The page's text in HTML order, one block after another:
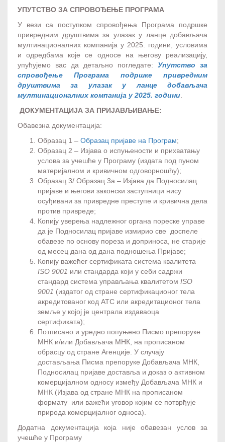
УПУТСТВО ЗА СПРОВОЂЕЊЕ ПРОГРАМА
У вези са поступком спровођења Програма подршке
привредним друштвима за улазак у ланце добављача
мултинационалних компанија у 2025. години, условима
и одредбама које се односе на његову реализацију,
упућујемо вас да детаљно погледате: Упутство за
спровођење Програма подршке привредним
друштвима за улазак у ланце добављача
мултинационалних компанија у 2025. години
ДОКУМЕНТАЦИЈА ЗА ПРИЈАВЉИВАЊЕ:
Обавезна документација:
Образац 1 – Образац пријаве на Програм;
Образац 2 – Изјава о испуњености и прихватању
услова за учешће у Програму (издата под пуном
материјалном и кривичном одговорношћу);
Образац 3/ Образац 3а – Изјава да Подносилац
пријаве и његови законски заступници нису
осуђивани за привредне преступе и кривична дела
против привреде;
Копију уверења надлежног органа пореске управе
да је Подносилац пријаве измирио све доспеле
обавезе по основу пореза и доприноса, не старије
од месец дана од дана подношења Пријаве;
Копију важећег сертификата система квалитета
ISO 9001 или стандарда који у себи садржи
стандард система управљања квалитетом ISO
9001 (издатог од стране сертификационог тела
акредитованог код АТС или акредитационог тела
земље у којој је централа издаваоца
сертификата);
Потписано и уредно попуњено Писмо препоруке
МНК и/или Добављача МНК, на прописаном
обрасцу од стране Агенције. У случају
достављања Писма препоруке Добављача МНК,
Подносилац пријаве доставља и доказ о активном
комерцијалном односу између Добављача МНК и
МНК (Изјава од стране МНК на прописаном
формату или важећи уговор којим се потврђује
природа комерцијалног односа).
Додатна документација која није обавезан услов за
учешће у Програму